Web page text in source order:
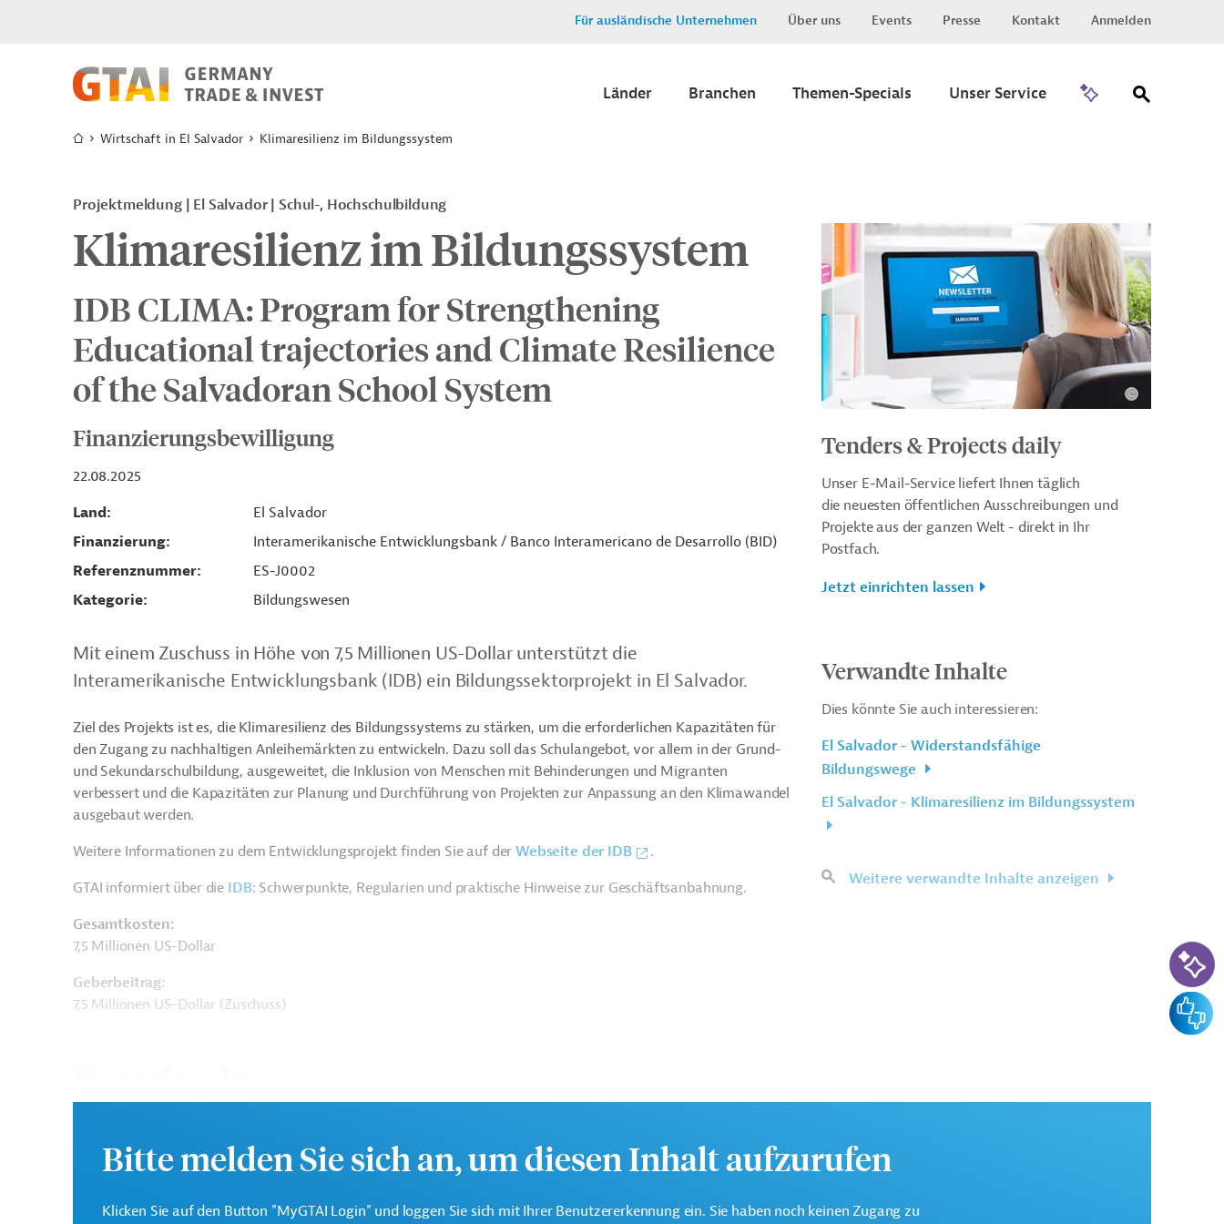
Für ausländische Unternehmen Über uns Events Presse Kontakt Anmelden
Länder Branchen Themen-Specials Unser Service
Wirtschaft in El Salvador Klimaresilienz im Bildungssystem
Projektmeldung El Salvador Schul-, Hochschulbildung
Klimaresilienz im Bildungssystem
IDB CLIMA: Program for Strengthening
Educational trajectories and Climate Resilience
of the Salvadoran School System
Finanzierungsbewilligung
22.08.2025
Land
El Salvador
Finanzierung
Interamerikanische Entwicklungsbank / Banco Interamericano de Desarrollo (BID)
Referenznummer
ES-J0002
Kategorie
Bildungswesen
Mit einem Zuschuss in Höhe von 7,5 Millionen US-Dollar unterstützt die
Interamerikanische Entwicklungsbank (IDB) ein Bildungssektorprojekt in El Salvador.
Ziel des Projekts ist es, die Klimaresilienz des Bildungssystems zu stärken, um die erforderlichen Kapazitäten für
den Zugang zu nachhaltigen Anleihemärkten zu entwickeln. Dazu soll das Schulangebot, vor allem in der Grund-
und Sekundarschulbildung, ausgeweitet, die Inklusion von Menschen mit Behinderungen und Migranten
verbessert und die Kapazitäten zur Planung und Durchführung von Projekten zur Anpassung an den Klimawandel
ausgebaut werden.
Weitere Informationen zu dem Entwicklungsprojekt finden Sie auf derWebseite der IDB
.
GTAI informiert über die IDB: Schwerpunkte, Regularien und praktische Hinweise zur Geschäftsanbahnung.
Gesamtkosten:
7,5 Millionen US-Dollar
Geberbeitrag:
7,5 Millionen US-Dollar (Zuschuss)
Entwicklungsbank (IDB)
Die IDB ist die wichtigste multilaterale Finanzierungsinstitution für
Tenders & Projects daily
Unser E-Mail-Service liefert Ihnen täglich
die neuesten öffentlichen Ausschreibungen und
Projekte aus der ganzen Welt - direkt in Ihr
Postfach.
Jetzt einrichten lassen
Verwandte Inhalte
Dies könnte Sie auch interessieren:
El Salvador - Widerstandsfähige
Bildungswege
El Salvador - Klimaresilienz im Bildungssystem
Weitere verwandte Inhalte anzeigen
Bitte melden Sie sich an, um diesen Inhalt aufzurufen
Klicken Sie auf den Button "MyGTAI Login" und loggen Sie sich mit Ihrer Benutzererkennung ein. Sie haben noch keinen Zugang zu
KI-